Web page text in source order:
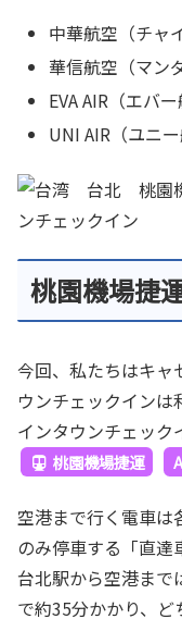
中華航空（チャ
華信航空（マン
EVA AIR（エバー
UNI AIR（ユニー
桃園機場捷
今回、私たちはキャ
ウンチェックインは
インタウンチェック
桃園機場捷運
空港まで行く電車は
のみ停車する「直達
台北駅から空港まで
で約35分かかり、